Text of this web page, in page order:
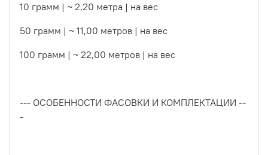
10 грамм | ~ 2,20 метра | на вес
50 грамм | ~ 11,00 метров | на вес
100 грамм | ~ 22,00 метров | на вес
--- ОСОБЕННОСТИ ФАСОВКИ И КОМПЛЕКТАЦИИ --
-